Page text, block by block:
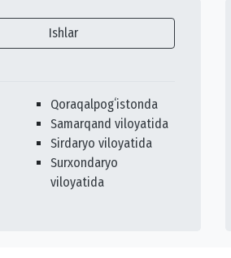
Ishlar
Qoraqalpogʻistonda
Samarqand viloyatida
Sirdaryo viloyatida
Surxondaryo
viloyatida